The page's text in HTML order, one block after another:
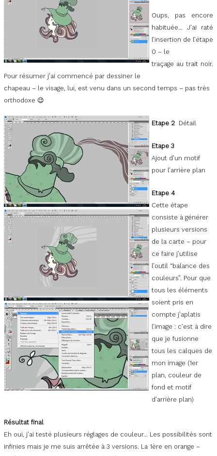
Oups, pas encore
habituée… J’ai raté
l’insertion de l’étape
0 – le
traçage au trait noir.
Pour résumer j’ai commencé par dessiner le
chapeau – le visage, lui, est venu dans un second temps – pas très
orthodoxe 😉
Etape 2 Détail
Etape 3
Ajout d’un motif
pour l’arrière plan
Etape 4
Cette étape
consiste à générer
plusieurs versions
de la carte – pour
ce faire j’utilise
l’outil “balance des
couleurs”. Pour que
tous les éléments
soient pris en
compte j’aplatis
l’image : c’est à dire
que je fusionne
tous les calques de
mon image (1er
plan, couleur de
fond et motif
d’arrière plan)
Résultat final
Eh oui, j’ai testé plusieurs réglages de couleur… Les possibilités sont
infinies mais je me suis arrêtée à 3 versions. La 1ère en orange –